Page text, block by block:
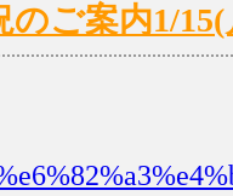
ご案内1/15(